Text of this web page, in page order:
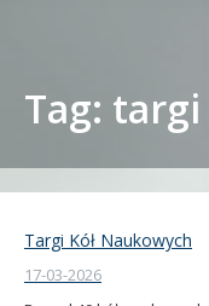
Student
Pracownik
Tag: targi
Targi Kół Naukowych
17-03-2026